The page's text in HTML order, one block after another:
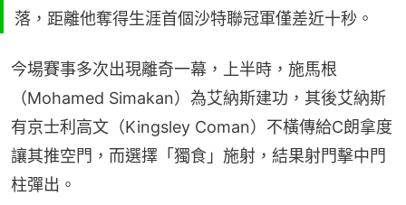
落，距離他奪得生涯首個沙特聯冠軍僅差近十秒。
今場賽事多次出現離奇一幕，上半時，施馬根
（Mohamed Simakan）為艾納斯建功，其後艾納斯
有京士利高文（Kingsley Coman）不橫傳給C朗拿度
讓其推空門，而選擇「獨食」施射，結果射門擊中門
柱彈出。